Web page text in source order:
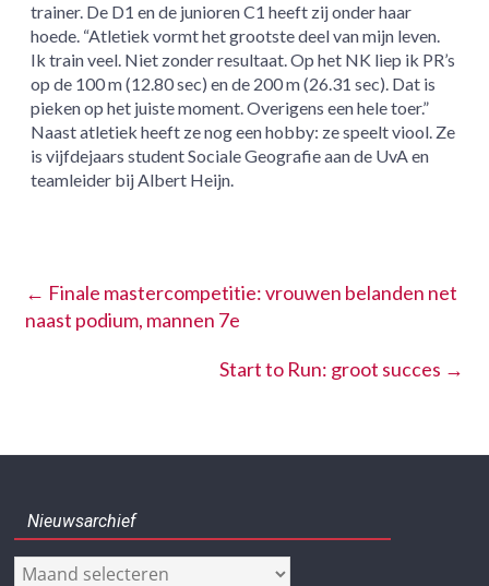
trainer. De D1 en de junioren C1 heeft zij onder haar
hoede. “Atletiek vormt het grootste deel van mijn leven.
Ik train veel. Niet zonder resultaat. Op het NK liep ik PR’s
op de 100 m (12.80 sec) en de 200 m (26.31 sec). Dat is
pieken op het juiste moment. Overigens een hele toer.”
Naast atletiek heeft ze nog een hobby: ze speelt viool. Ze
is vijfdejaars student Sociale Geografie aan de UvA en
teamleider bij Albert Heijn.
← Finale mastercompetitie: vrouwen belanden net
naast podium, mannen 7e
Start to Run: groot succes →
Nieuwsarchief
Nieuwsarchief